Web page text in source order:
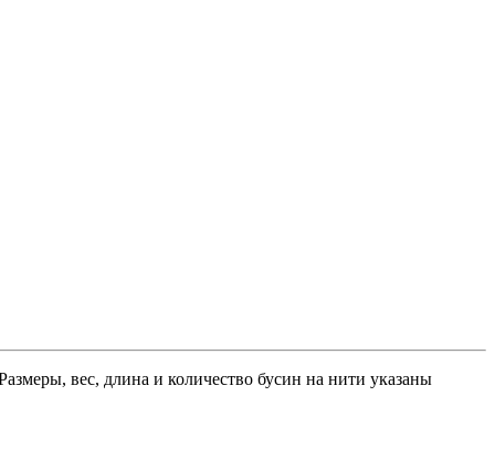
вес, длина и количество бусин на нити указаны